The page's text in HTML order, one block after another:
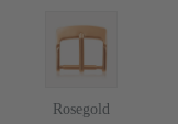
Rosegold